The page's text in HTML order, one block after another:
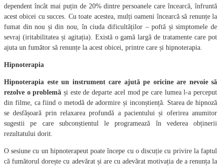
dependent încât mai puțin de 20% dintre persoanele care încearcă, înfruntă
acest obicei cu succes. Cu toate acestea, mulți oameni încearcă să renunțe la
fumat din nou și din nou, în ciuda dificultăților – poftă și simptomele de
sevraj (iritabilitatea și agitația). Există o gamă largă de tratamente care pot
ajuta un fumător să renunțe la acest obicei, printre care și hipnoterapia.
Hipnoterapia
Hipnoterapia este un instrument care ajută pe oricine are nevoie să
rezolve o problemă și este de departe acel mod pe care lumea l-a perceput
din filme, ca fiind o metodă de adormire și inconștiență. Starea de hipnoză
se desfășoară prin relaxarea profundă a pacientului și oferirea anumitor
sugestii pe care subconștientul le programează în vederea obținerii
rezultatului dorit.
O sesiune cu un hipnoterapeut poate începe cu o discuție cu privire la faptul
că fumătorul dorește cu adevărat și are cu adevărat motivația de a renunța la